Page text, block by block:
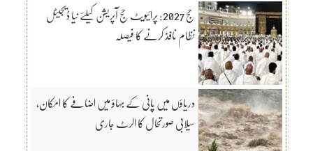
حج 2027: پرائیویٹ حج آپریشن کیلئے نیا ڈیجیٹل
نظام نافذ کرنے کا فیصلہ
دریاؤں میں پانی کے بہاؤ میں اضافے کا امکان،
سیلابی صورتحال کا الرٹ جاری